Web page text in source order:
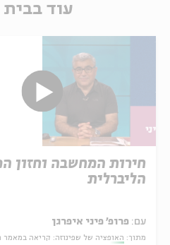
עוד בבית
חירות המחשבה וחזון
הליברלית
עם: פרופ' פיני איפרגן
מתוך: האופציה של שפינוזה: קריאה במאמר